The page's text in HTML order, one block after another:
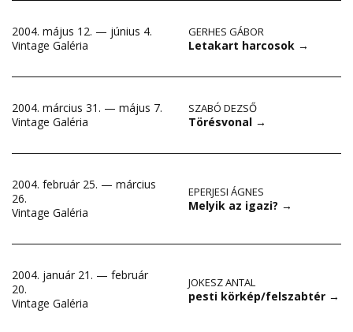
2004. május 12. — június 4.
Vintage Galéria
GERHES GÁBOR
Letakart harcosok →
2004. március 31. — május 7.
Vintage Galéria
SZABÓ DEZSŐ
Törésvonal →
2004. február 25. — március
26.
Vintage Galéria
EPERJESI ÁGNES
Melyik az igazi? →
2004. január 21. — február
20.
Vintage Galéria
JOKESZ ANTAL
pesti körkép/felszabtér →